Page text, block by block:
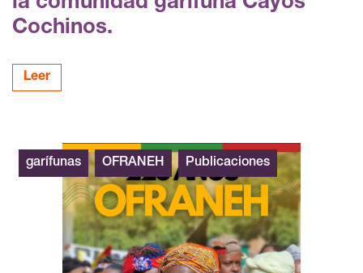
Cochinos.
Leer
garífunas OFRANEH Publicaciones